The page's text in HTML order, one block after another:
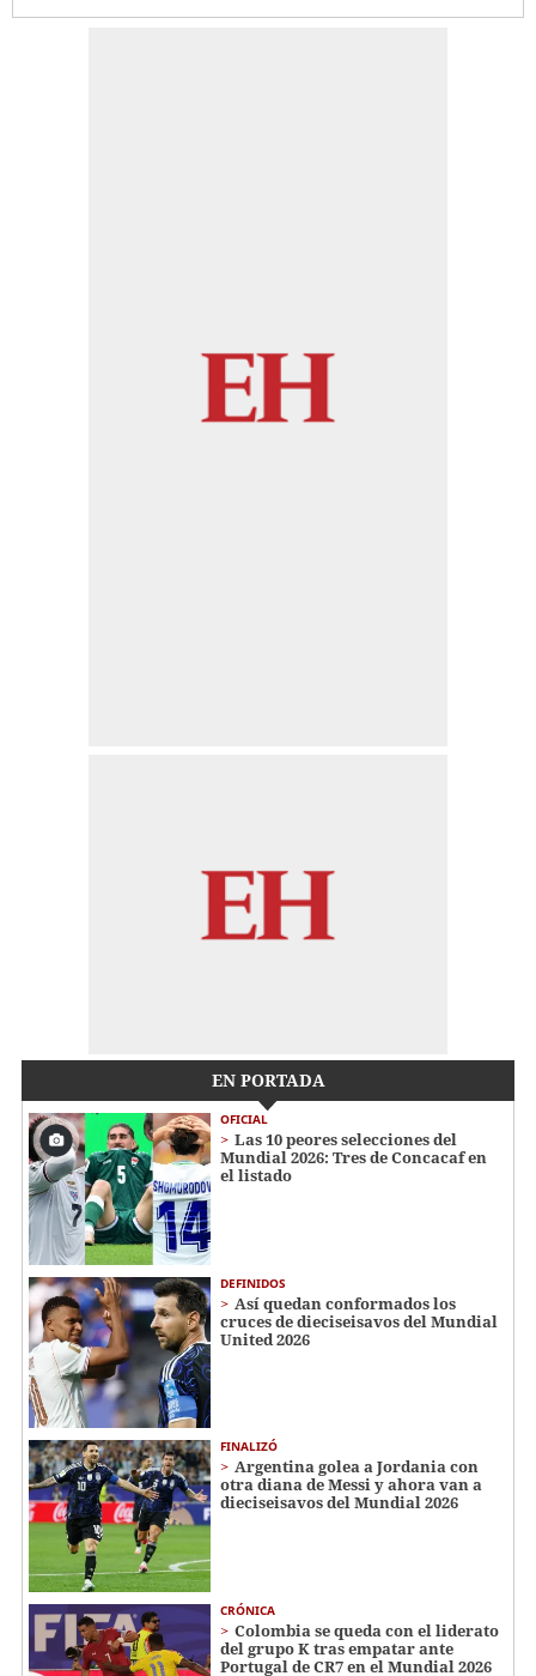
EN PORTADA
OFICIAL
Las 10 peores selecciones del
Mundial 2026: Tres de Concacaf en
el listado
DEFINIDOS
Así quedan conformados los
cruces de dieciseisavos del Mundial
United 2026
FINALIZÓ
Argentina golea a Jordania con
otra diana de Messi y ahora van a
dieciseisavos del Mundial 2026
CRÓNICA
Colombia se queda con el liderato
del grupo K tras empatar ante
Portugal de CR7 en el Mundial 2026